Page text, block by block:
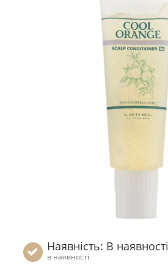
Наявність: В наявності
в наявності